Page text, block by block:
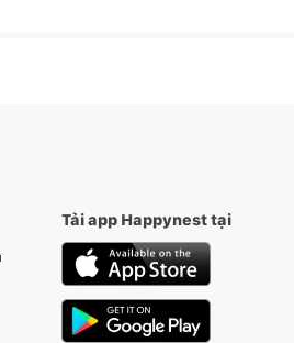
Tải app Happynest tại